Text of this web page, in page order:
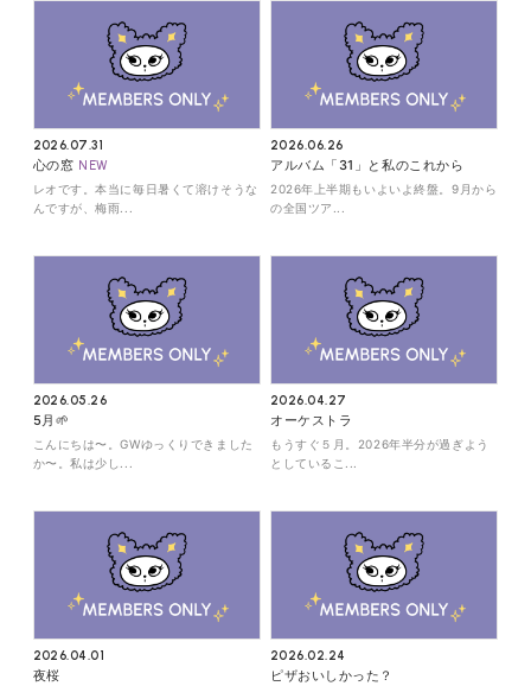
FANCLUB CONTENTS
JOIN LOGIN
FC NEWS
MONTHLY LEO
LEO REPORT
TOPICS
RADIO
TICKET
2026.07.31
心の窓
レオです。本当に毎日暑くて溶けそうな
んですが、梅雨...
2026.06.26
アルバム「31」と私のこれから
2026年上半期もいよいよ終盤。9月から
の全国ツア...
2026.05.26
5月🌱
こんにちは〜。GWゆっくりできました
か〜。私は少し...
2026.04.27
オーケストラ
もうすぐ５月。2026年半分が過ぎよう
としているこ...
2026.04.01
夜桜
2026.02.24
ピザおいしかった？